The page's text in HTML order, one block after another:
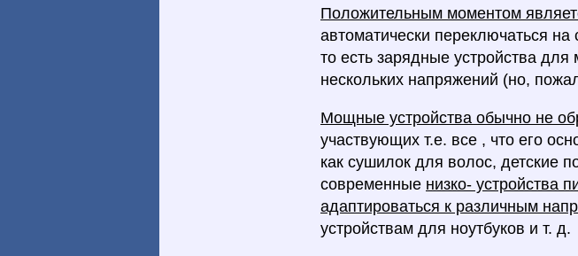
Положительным моментом
автоматически переключаться
то есть зарядные устройства
нескольких напряжений (но,
Мощные устройства обычно не
участвующих т.е. все , что его
как сушилок для волос, детские
современные низко- устройства
адаптироваться к различным
устройствам для ноутбуков и т. д.